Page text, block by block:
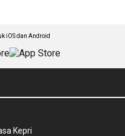
iOS dan Android
Kepri